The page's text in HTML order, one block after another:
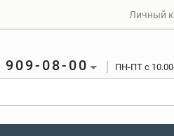
Личный
909-08-00 ПН-ПТ c